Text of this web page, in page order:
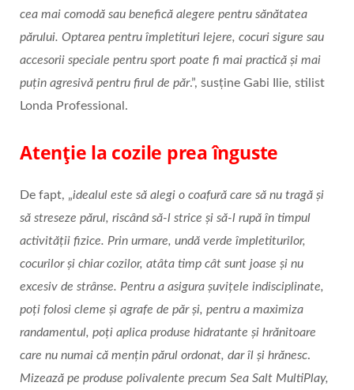
cea mai comodă sau benefică alegere pentru sănătatea
părului. Optarea pentru împletituri lejere, cocuri sigure sau
accesorii speciale pentru sport poate fi mai practică și mai
puțin agresivă pentru firul de păr.”, susține Gabi Ilie, stilist
Londa Professional.
Atenție la cozile prea înguste
De fapt, „idealul este să alegi o coafură care să nu tragă și
să streseze părul, riscând să-l strice și să-l rupă în timpul
activității fizice. Prin urmare, undă verde împletiturilor,
cocurilor și chiar cozilor, atâta timp cât sunt joase și nu
excesiv de strânse. Pentru a asigura șuvițele indisciplinate,
poți folosi cleme și agrafe de păr și, pentru a maximiza
randamentul, poți aplica produse hidratante și hrănitoare
care nu numai că mențin părul ordonat, dar îl și hrănesc.
Mizează pe produse polivalente precum Sea Salt MultiPlay,